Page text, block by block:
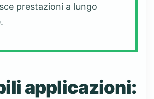
prestazioni a lungo
applicazioni: